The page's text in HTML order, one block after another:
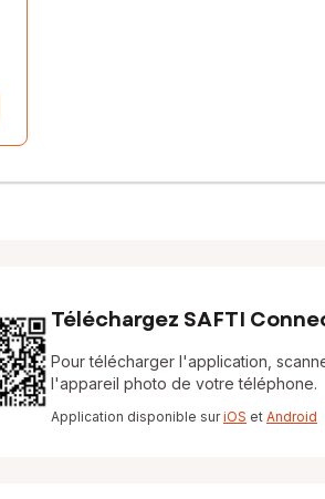
Téléchargez SAFTI
Pour télécharger l'application,
l'appareil photo de votre téléphone.
Application disponible suriOS et Android